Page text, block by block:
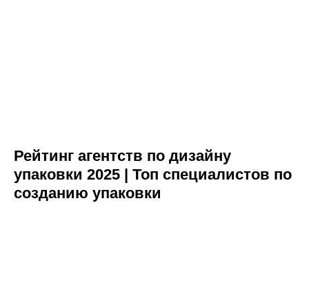
Рейтинг агентств по дизайну
упаковки 2025 | Топ специалистов по
созданию упаковки